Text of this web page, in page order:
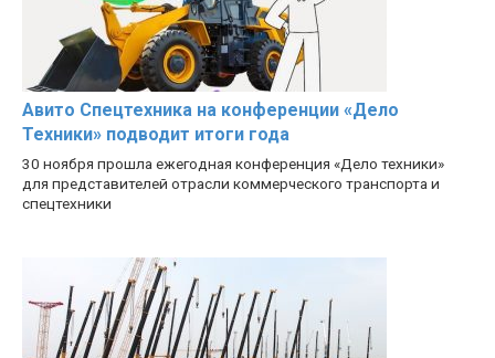
Авито Спецтехника на конференции «Дело
Техники» подводит итоги года
30 ноября прошла ежегодная конференция «Дело техники»
для представителей отрасли коммерческого транспорта и
спецтехники